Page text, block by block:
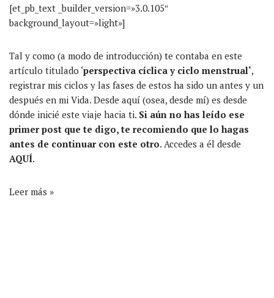
[et_pb_text _builder_version=»3.0.105″
background_layout=»light»]
Tal y como (a modo de introducción) te contaba en este
artículo titulado ‘perspectiva cíclica y ciclo menstrual‘,
registrar mis ciclos y las fases de estos ha sido un antes y un
después en mi Vida. Desde aquí (osea, desde mí) es desde
dónde inicié este viaje hacia ti. Si aún no has leído ese
primer post que te digo, te recomiendo que lo hagas
antes de continuar con este otro. Accedes a él desde
AQUÍ.
Leer más »